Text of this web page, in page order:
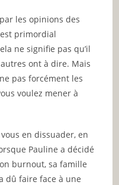
les opinions des
primordial
ne signifie pas qu’il
ont à dire. Mais
pas forcément les
voulez mener à
en dissuader, en
Pauline a décidé
burnout, sa famille
dû faire face à une